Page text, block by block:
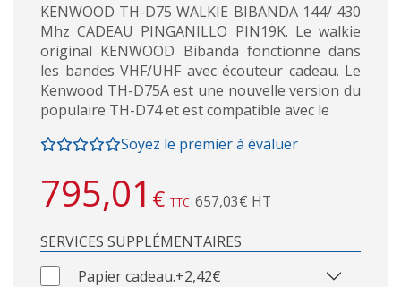
KENWOOD TH-D75 WALKIE BIBANDA 144/ 430
Mhz CADEAU PINGANILLO PIN19K. Le walkie
original KENWOOD Bibanda fonctionne dans
les bandes VHF/UHF avec écouteur cadeau. Le
Kenwood TH-D75A est une nouvelle version du
populaire TH-D74 et est compatible avec le
Soyez le premier à évaluer
795,01 € TTC 657,03€ HT
SERVICES SUPPLÉMENTAIRES
Papier cadeau.+2,42€